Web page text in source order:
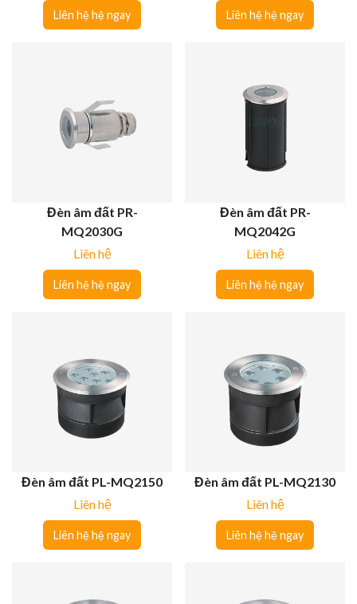
Liên hệ hệ ngay Liên hệ hệ ngay
Đèn âm đất PR-
MQ2030G
Liên hệ
Liên hệ hệ ngay
Đèn âm đất PR-
MQ2042G
Liên hệ
Liên hệ hệ ngay
Đèn âm đất PL-MQ2150
Liên hệ
Liên hệ hệ ngay
Đèn âm đất PL-MQ2130
Liên hệ
Liên hệ hệ ngay